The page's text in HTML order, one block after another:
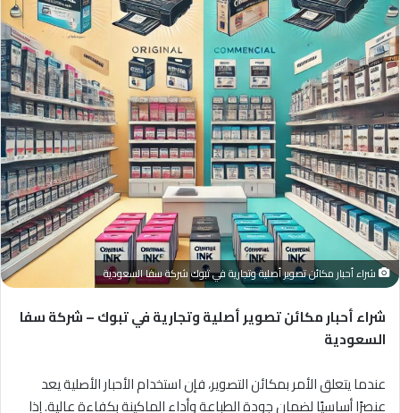
شراء أحبار مكائن تصوير أصلية وتجارية في تبوك شركة سفا السعودية
شراء أحبار مكائن تصوير أصلية وتجارية في تبوك – شركة سفا
السعودية
عندما يتعلق الأمر بمكائن التصوير، فإن استخدام الأحبار الأصلية يعد
عنصرًا أساسيًا لضمان جودة الطباعة وأداء الماكينة بكفاءة عالية. إذا